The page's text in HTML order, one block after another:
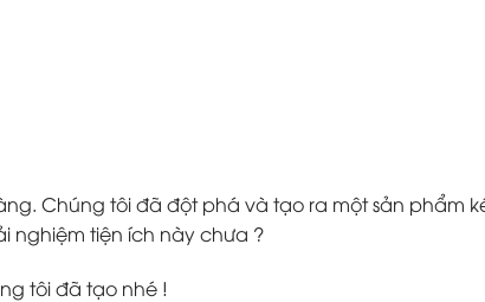
Chúng tôi đã đột phá và tạo ra một sản phẩm
nghiệm tiện ích này chưa ?
tôi đã tạo nhé !